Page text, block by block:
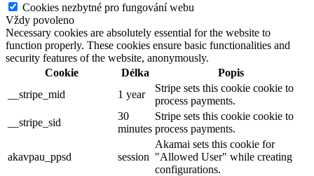
Cookies nezbytné pro fungování webu
Vždy povoleno
Necessary cookies are absolutely essential for the website to
function properly. These cookies ensure basic functionalities and
security features of the website, anonymously.
Cookie
Délka
Popis
__stripe_mid
1 year
Stripe sets this cookie cookie to
process payments.
__stripe_sid
30
minutes
Stripe sets this cookie cookie to
process payments.
akavpau_ppsd session
Akamai sets this cookie for
"Allowed User" while creating
configurations.